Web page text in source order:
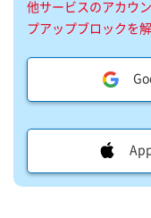
他サービスのアカウ
プアップブロックを